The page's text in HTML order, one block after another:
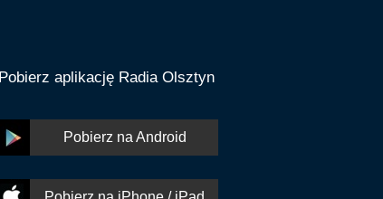
Pobierz aplikację Radia Olsztyn
Pobierz na Android